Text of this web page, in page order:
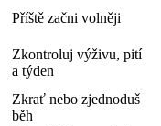
Příště začni volněji
Zkontroluj výživu, pití
a týden
Zkrať nebo zjednoduš
běh